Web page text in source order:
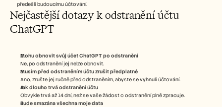
předešli budoucímu účtování.
Nejčastější dotazy k odstranění účtu
ChatGPT
Mohu obnovit svůj účet ChatGPT po odstranění
Ne, po odstranění jej nelze obnovit.
Musím před odstraněním účtu zrušit předplatné
Ano, zrušte jej ručně před odstraněním, abyste se vyhnuli účtování.
Jak dlouho trvá odstranění účtu
Obvykle trvá až 14 dní, než se vaše žádost o odstranění plně zpracuje.
Bude smazána všechna moje data